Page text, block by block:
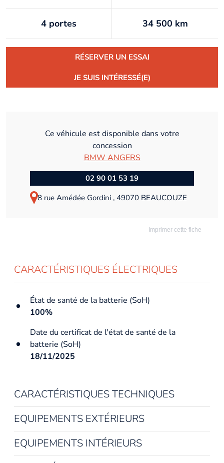
4 portes 34 500 km
RÉSERVER UN ESSAI
JE SUIS INTÉRESSÉ(E)
Ce véhicule est disponible dans votre
concession
BMW ANGERS
02 90 01 53 19
8 rue Amédée Gordini , 49070 BEAUCOUZE
Imprimer cette fiche
CARACTÉRISTIQUES ÉLECTRIQUES
État de santé de la batterie (SoH)
100%
Date du certificat de l'état de santé de la
batterie (SoH)
18/11/2025
CARACTÉRISTIQUES TECHNIQUES
Année du véhicule
2024
Date de mise en circulation
EQUIPEMENTS EXTÉRIEURS
EQUIPEMENTS INTÉRIEURS